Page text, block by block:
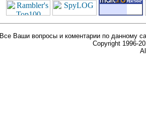
Все Ваши вопросы и коментарии по данному
Copyright 1996-